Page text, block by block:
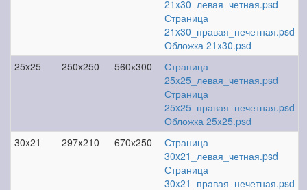
21x30_левая_четная.psd
Страница
21x30_правая_нечетная.psd
Обложка 21x30.psd
25x25
250x250 560х300
Страница
25x25_левая_четная.psd
Страница
25x25_правая_нечетная.psd
Обложка 25x25.psd
30x21
297x210 670х250
Страница
30x21_левая_четная.psd
Страница
30x21_правая_нечетная.psd